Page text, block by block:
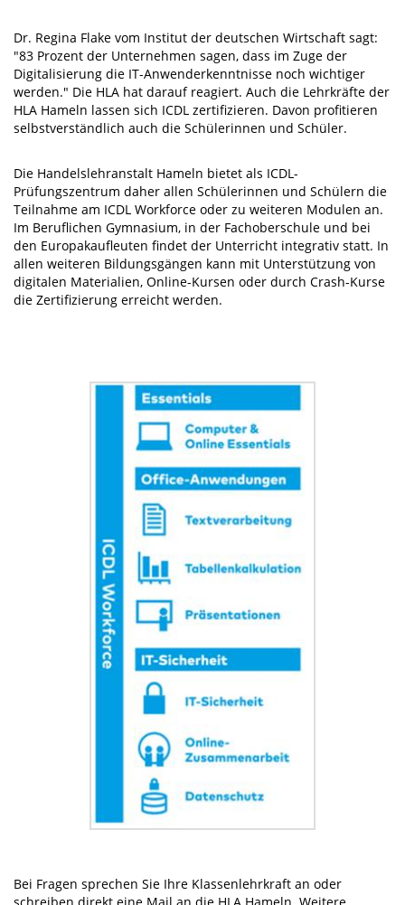
Dr. Regina Flake vom Institut der deutschen Wirtschaft sagt:
"83 Prozent der Unternehmen sagen, dass im Zuge der
Digitalisierung die IT-Anwenderkenntnisse noch wichtiger
werden." Die HLA hat darauf reagiert. Auch die Lehrkräfte der
HLA Hameln lassen sich ICDL zertifizieren. Davon profitieren
selbstverständlich auch die Schülerinnen und Schüler.
Die Handelslehranstalt Hameln bietet als ICDL-
Prüfungszentrum daher allen Schülerinnen und Schülern die
Teilnahme am ICDL Workforce oder zu weiteren Modulen an.
Im Beruflichen Gymnasium, in der Fachoberschule und bei
den Europakaufleuten findet der Unterricht integrativ statt. In
allen weiteren Bildungsgängen kann mit Unterstützung von
digitalen Materialien, Online-Kursen oder durch Crash-Kurse
die Zertifizierung erreicht werden.
Bei Fragen sprechen Sie Ihre Klassenlehrkraft an oder